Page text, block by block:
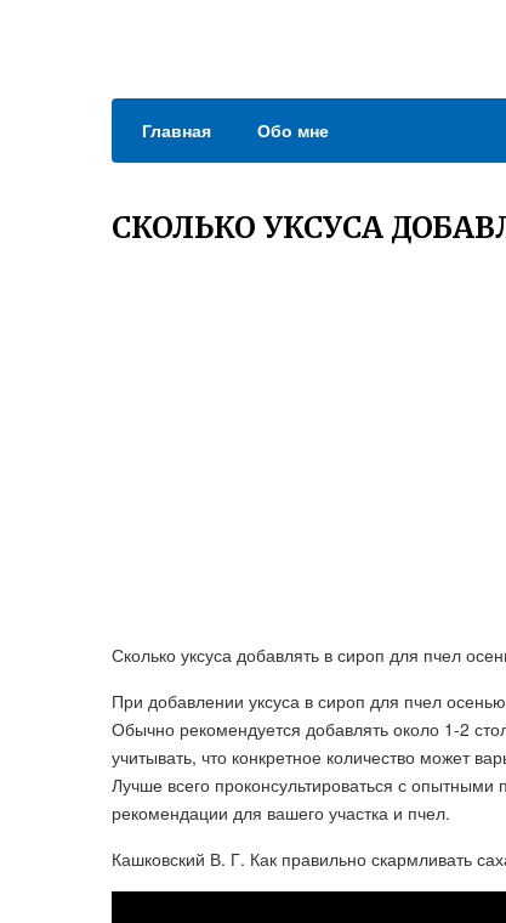
Главная Обо мне
СКОЛЬКО УКСУСА
Сколько уксуса добавлять в сироп для пчел
При добавлении уксуса в сироп для пчел
Обычно рекомендуется добавлять около 1-2
учитывать, что конкретное количество может
Лучше всего проконсультироваться с
рекомендации для вашего участка и пчел.
Кашковский В. Г. Как правильно скармливать